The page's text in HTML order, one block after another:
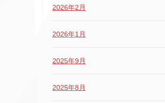
2026年2月
2026年1月
2025年9月
2025年8月